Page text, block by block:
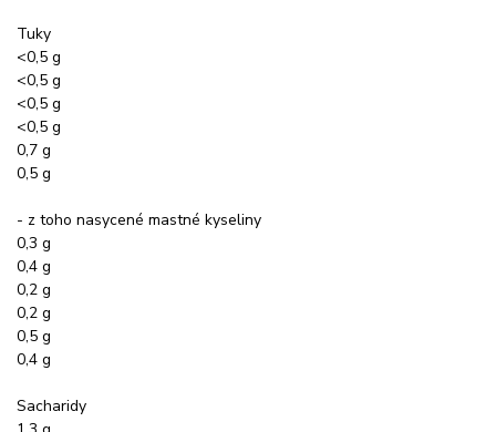
Tuky
<0,5 g
<0,5 g
<0,5 g
<0,5 g
0,7 g
0,5 g
- z toho nasycené mastné kyseliny
0,3 g
0,4 g
0,2 g
0,2 g
0,5 g
0,4 g
Sacharidy